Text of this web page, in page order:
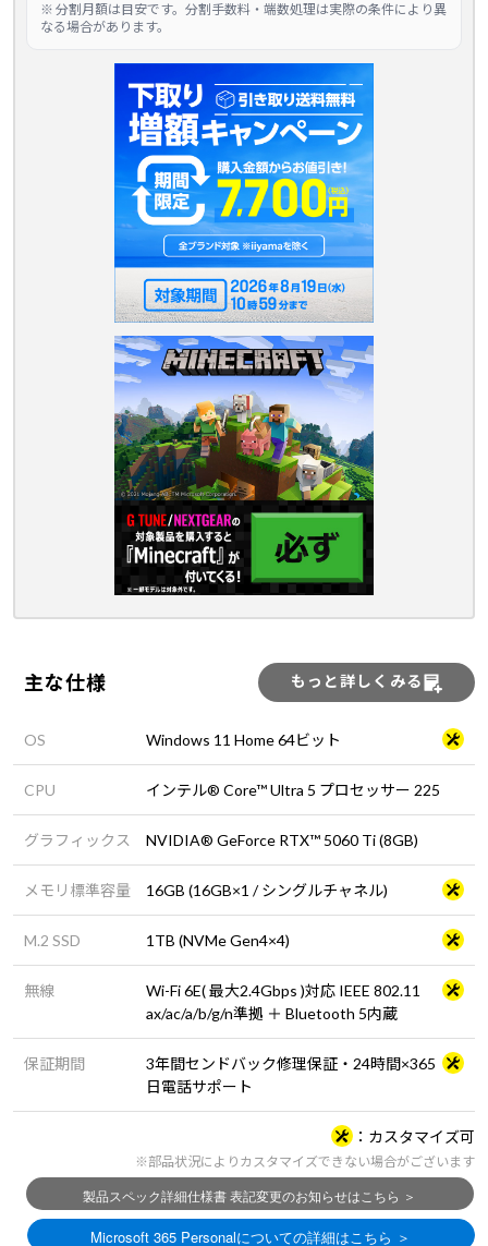
※ 分割月額は目安です。分割手数料・端数処理は実際の条件により異
なる場合があります。
主な仕様 もっと詳しくみる
OS Windows 11 Home 64ビット
CPU インテル® Core™ Ultra 5 プロセッサー 225
グラフィックス NVIDIA® GeForce RTX™ 5060 Ti (8GB)
メモリ標準容量 16GB (16GB×1 / シングルチャネル)
M.2 SSD 1TB (NVMe Gen4×4)
無線
Wi-Fi 6E( 最大2.4Gbps )対応 IEEE 802.11
ax/ac/a/b/g/n準拠 ＋ Bluetooth 5内蔵
保証期間
3年間センドバック修理保証・24時間×365
日電話サポート
カスタマイズ可
※部品状況によりカスタマイズできない場合がございます